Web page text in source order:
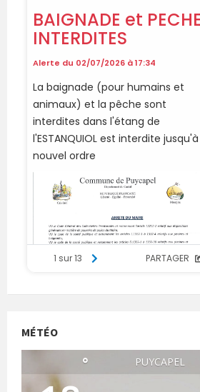
MÉTÉO
PUYCAPEL
°